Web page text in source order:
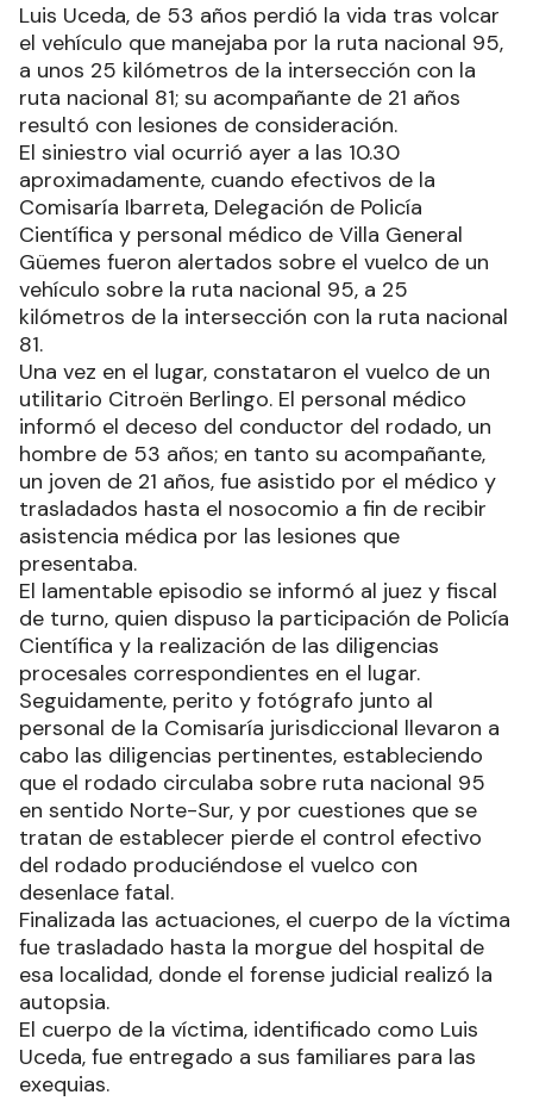
Luis Uceda, de 53 años perdió la vida tras volcar
el vehículo que manejaba por la ruta nacional 95,
a unos 25 kilómetros de la intersección con la
ruta nacional 81; su acompañante de 21 años
resultó con lesiones de consideración.
El siniestro vial ocurrió ayer a las 10.30
aproximadamente, cuando efectivos de la
Comisaría Ibarreta, Delegación de Policía
Científica y personal médico de Villa General
Güemes fueron alertados sobre el vuelco de un
vehículo sobre la ruta nacional 95, a 25
kilómetros de la intersección con la ruta nacional
81.
Una vez en el lugar, constataron el vuelco de un
utilitario Citroën Berlingo. El personal médico
informó el deceso del conductor del rodado, un
hombre de 53 años; en tanto su acompañante,
un joven de 21 años, fue asistido por el médico y
trasladados hasta el nosocomio a fin de recibir
asistencia médica por las lesiones que
presentaba.
El lamentable episodio se informó al juez y fiscal
de turno, quien dispuso la participación de Policía
Científica y la realización de las diligencias
procesales correspondientes en el lugar.
Seguidamente, perito y fotógrafo junto al
personal de la Comisaría jurisdiccional llevaron a
cabo las diligencias pertinentes, estableciendo
que el rodado circulaba sobre ruta nacional 95
en sentido Norte-Sur, y por cuestiones que se
tratan de establecer pierde el control efectivo
del rodado produciéndose el vuelco con
desenlace fatal.
Finalizada las actuaciones, el cuerpo de la víctima
fue trasladado hasta la morgue del hospital de
esa localidad, donde el forense judicial realizó la
autopsia.
El cuerpo de la víctima, identificado como Luis
Uceda, fue entregado a sus familiares para las
exequias.